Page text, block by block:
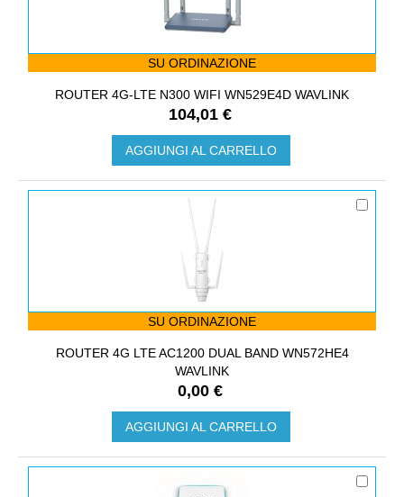
SU ORDINAZIONE
ROUTER 4G-LTE N300 WIFI WN529E4D WAVLINK
104,01 €
AGGIUNGI AL CARRELLO
SU ORDINAZIONE
ROUTER 4G LTE AC1200 DUAL BAND WN572HE4
WAVLINK
0,00 €
AGGIUNGI AL CARRELLO